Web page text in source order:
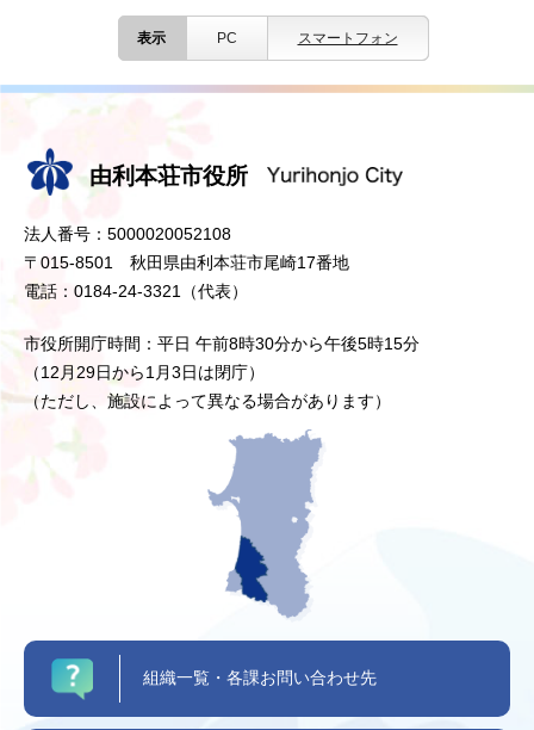
表示 PC スマートフォン
由利本荘市役所
法人番号：5000020052108
〒015-8501 秋田県由利本荘市尾崎17番地
電話：0184-24-3321（代表）
市役所開庁時間：平日 午前8時30分から午後5時15分
（12月29日から1月3日は閉庁）
（ただし、施設によって異なる場合があります）
組織一覧・各課お問い合わせ先